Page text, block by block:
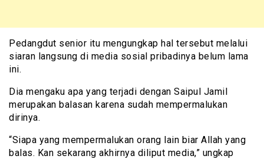
Pedangdut senior itu mengungkap hal tersebut melalui
siaran langsung di media sosial pribadinya belum lama
ini.
Dia mengaku apa yang terjadi dengan Saipul Jamil
merupakan balasan karena sudah mempermalukan
dirinya.
“Siapa yang mempermalukan orang lain biar Allah yang
balas. Kan sekarang akhirnya diliput media,” ungkap